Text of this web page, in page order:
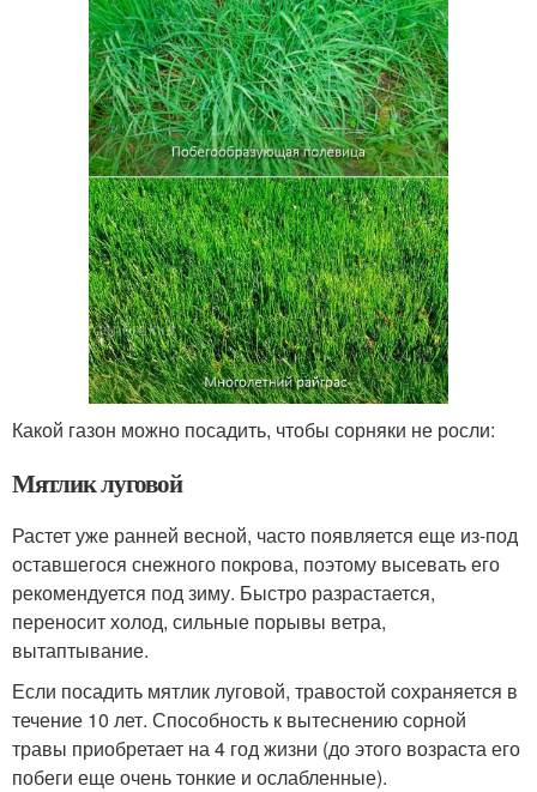
Какой газон можно посадить, чтобы сорняки не росли:
Мятлик луговой
Растет уже ранней весной, часто появляется еще из-под
оставшегося снежного покрова, поэтому высевать его
рекомендуется под зиму. Быстро разрастается,
переносит холод, сильные порывы ветра,
вытаптывание.
Если посадить мятлик луговой, травостой сохраняется в
течение 10 лет. Способность к вытеснению сорной
травы приобретает на 4 год жизни (до этого возраста его
побеги еще очень тонкие и ослабленные).